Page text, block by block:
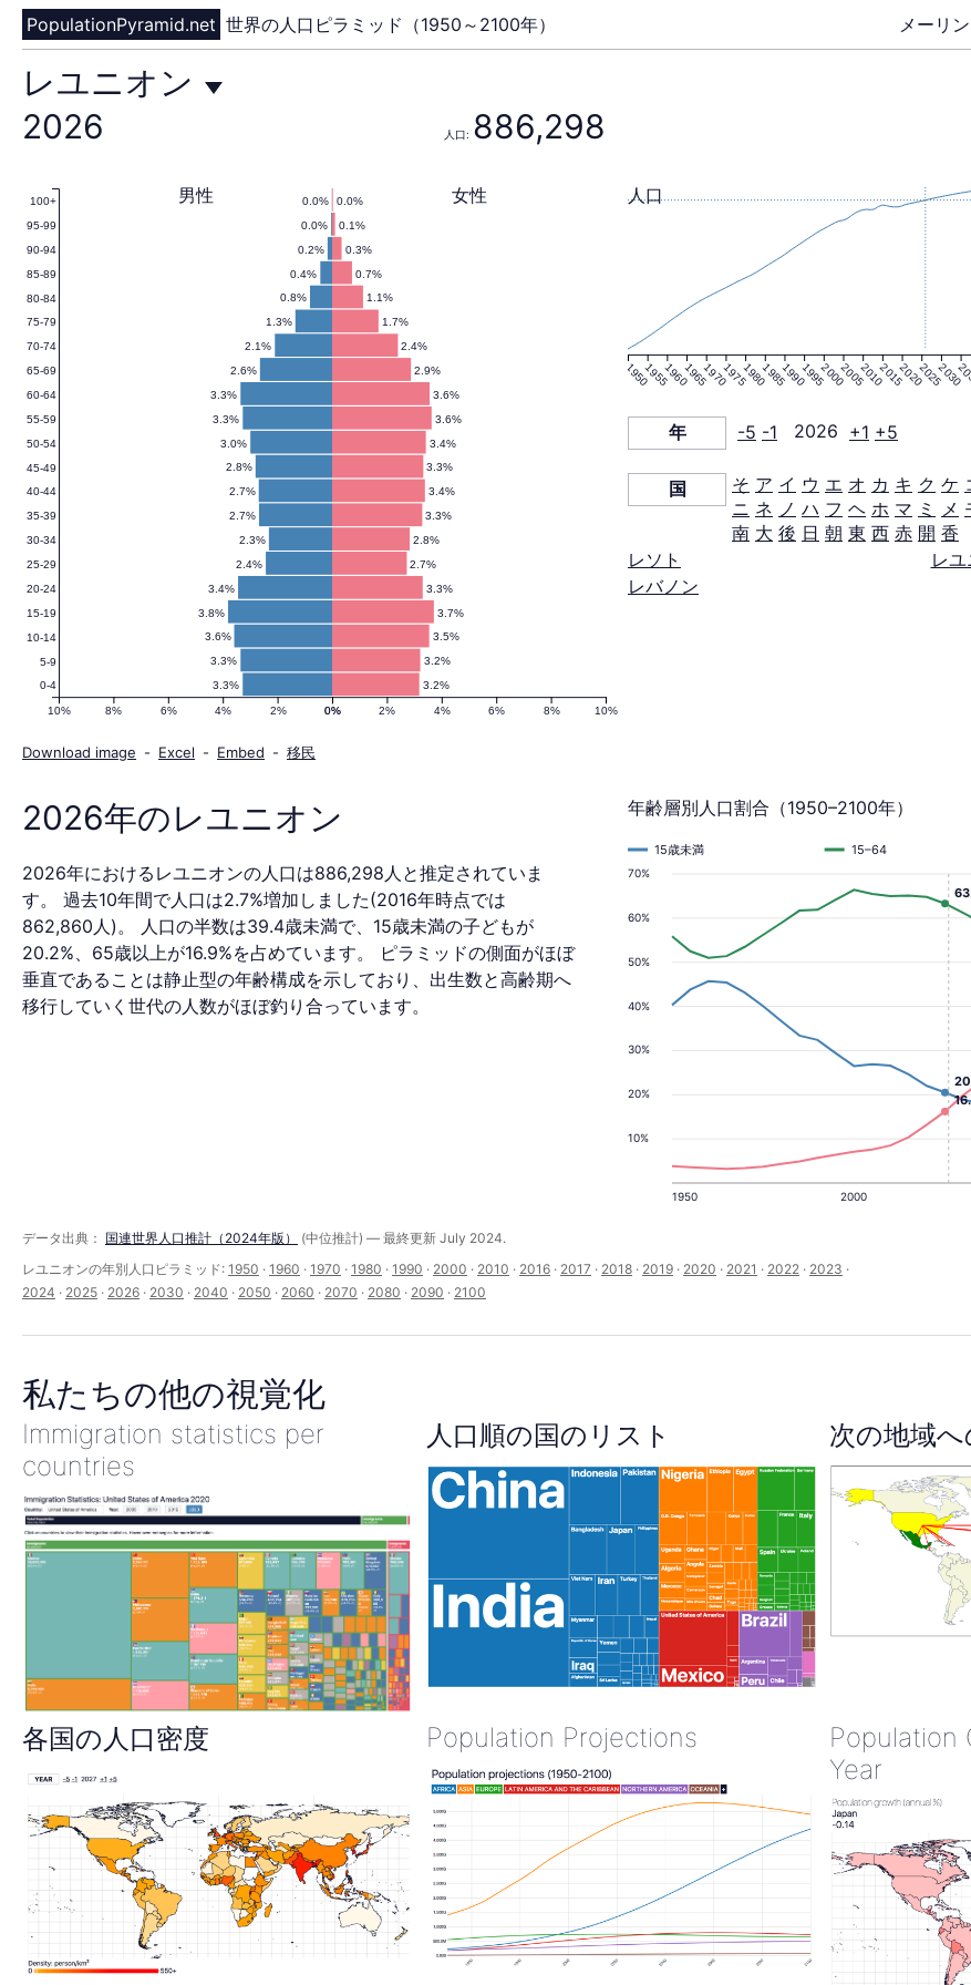
メーリ
PopulationPyramid.net 世界の人口ピラミッド（1950～2100年）
レ
ユ
ニ
オ
ン
の
人
口
ピ
ラ
ミ
（1950–
2100
年）
レユニオン
2026
人口: 886,298
3.2%
3.3%
3.2%
3.3%
3.5%
3.6%
3.7%
3.8%
3.3%
3.4%
2.7%
2.4%
2.8%
2.3%
3.3%
2.7%
3.4%
2.7%
3.3%
2.8%
3.4%
3.0%
3.6%
3.3%
3.6%
3.3%
2.9%
2.6%
2.4%
2.1%
1.7%
1.3%
1.1%
0.8%
0.7%
0.4%
0.3%
0.2%
0.1%
0.0%
0.0%
0.0% 女性
男性
0% 2% 4% 6% 8% 10%
10% 8% 6% 4% 2% 0%
0-4
5-9
10-14
15-19
20-24
25-29
30-34
35-39
40-44
45-49
50-54
55-59
60-64
65-69
70-74
75-79
80-84
85-89
90-94
95-99
100+
Download image - Excel - Embed - 移民
19501955196019651970197519801985199019952000200520102015202020252030
人口
年 -5 -1 2026 +1 +5
国 そ ア イ ウ エ オ カ キ ク ケ
ニ ネ ノ ハ フ ヘ ホ マ ミ メ
南 大 後 日 朝 東 西 赤 開 香
レソト
レバノン
レ
2026年のレユニオン
2026年におけるレユニオンの人口は886,298人と推定されていま
す。 過去10年間で人口は2.7%増加しました(2016年時点では
862,860人)。 人口の半数は39.4歳未満で、15歳未満の子どもが
20.2%、65歳以上が16.9%を占めています。 ピラミッドの側面がほぼ
垂直であることは静止型の年齢構成を示しており、出生数と高齢期へ
移行していく世代の人数がほぼ釣り合っています。
年齢層別人口割合（1950–2100年）
10%
20%
30%
40%
50%
60%
70%
1950 2000
15歳未満 15–64
データ出典： 国連世界人口推計（2024年版）
(中位推計) — 最終更新 July 2024.
レユニオンの年別人口ピラミッド: 1950 · 1960 · 1970 · 1980 · 1990 · 2000 · 2010 · 2016 · 2017 · 2018 · 2019 · 2020 · 2021 · 2022 · 2023 ·
2024 · 2025 · 2026 · 2030 · 2040 · 2050 · 2060 · 2070 · 2080 · 2090 · 2100
私たちの他の視覚化
Immigration statistics per
countries
人口順の国のリスト 次の地域
各国の人口密度 Population Projections
Population
Year